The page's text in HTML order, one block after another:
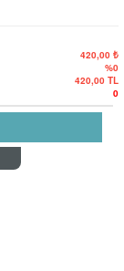
420,00 ₺
%0
420,00 TL
0